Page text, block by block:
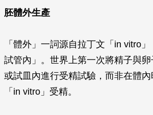
胚體外生產
「體外」一詞源自拉丁文「 in vitro
試管內」。世界上第一次將精子與
或試皿內進行受精試驗，而非在體
「 in vitro 」受精。